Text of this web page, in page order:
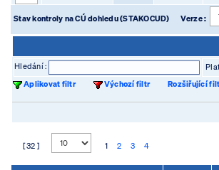
Stav kontroly na CÚ dohledu (STAKOCUD) Verze :
Hledání :
Aplikovat filtr
Výchozí filtr Rozšiřující
[ 32 ] 1 2 3 4